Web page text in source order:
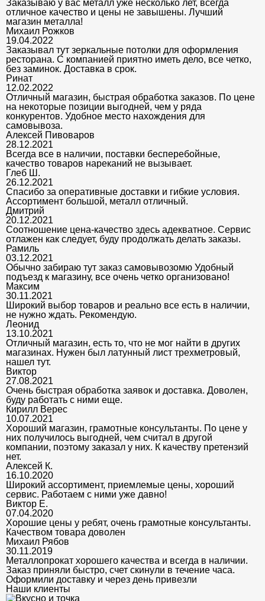
Заказываю у вас металл уже несколько лет, всегда
отличное качество и цены не завышены. Лучший
магазин металла!
Михаил Рожков
19.04.2022
Заказывал тут зеркальные потолки для оформления
ресторана. С компанией приятно иметь дело, все четко,
без заминок. Доставка в срок.
Ринат
12.02.2022
Отличный магазин, быстрая обработка заказов. По цене
на некоторые позиции выгодней, чем у ряда
конкурентов. Удобное место нахождения для
самовывоза.
Алексей Пивоваров
28.12.2021
Всегда все в наличии, поставки бесперебойные,
качество товаров нареканий не вызывает.
Глеб Ш.
26.12.2021
Спасибо за оперативные доставки и гибкие условия.
Ассортимент большой, металл отличный.
Дмитрий
20.12.2021
Соотношение цена-качество здесь адекватное. Сервис
отлажен как следует, буду продолжать делать заказы.
Рамиль
03.12.2021
Обычно забираю тут заказ самовывозомю Удобный
подъезд к магазину, все очень четко организовано!
Максим
30.11.2021
Широкий выбор товаров и реально все есть в наличии,
не нужно ждать. Рекомендую.
Леонид
13.10.2021
Отличный магазин, есть то, что не мог найти в других
магазинах. Нужен был латунный лист трехметровый,
нашел тут.
Виктор
27.08.2021
Очень быстрая обработка заявок и доставка. Доволен,
буду работать с ними еще.
Кирилл Верес
10.07.2021
Хороший магазин, грамотные консультанты. По цене у
них получилось выгодней, чем считал в другой
компании, поэтому заказал у них. К качеству претензий
нет.
Алексей К.
16.10.2020
Широкий ассортимент, приемлемые цены, хороший
сервис. Работаем с ними уже давно!
Виктор Е.
07.04.2020
Хорошие цены у ребят, очень грамотные консультанты.
Качеством товара доволен
Михаил Рябов
30.11.2019
Металлопрокат хорошего качества и всегда в наличии.
Заказ приняли быстро, счет скинули в течение часа.
Оформили доставку и через день привезли
Наши клиенты